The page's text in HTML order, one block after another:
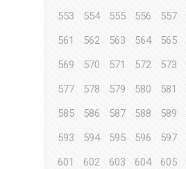
553
554 555 556 557
561
562 563 564 565
569
570 571 572 573
577
578 579 580 581
585
586 587 588 589
593
594 595 596 597
601
602 603 604 605